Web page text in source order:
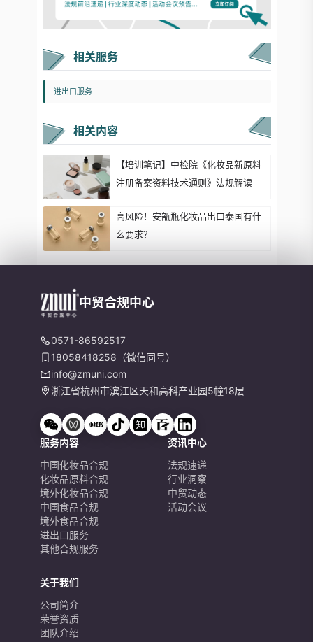
相关服务
进出口服务
相关内容
【培训笔记】中检院《化妆品新原料
注册备案资料技术通则》法规解读
高风险！安瓿瓶化妆品出口泰国有什
么要求？
中贸合规中心
0571-86592517
18058418258（微信同号）
info@zmuni.com
浙江省杭州市滨江区天和高科产业园5幢18层
服务内容
中国化妆品合规
化妆品原料合规
境外化妆品合规
中国食品合规
境外食品合规
进出口服务
其他合规服务
资讯中心
法规速递
行业洞察
中贸动态
活动会议
关于我们
公司简介
荣誉资质
团队介绍